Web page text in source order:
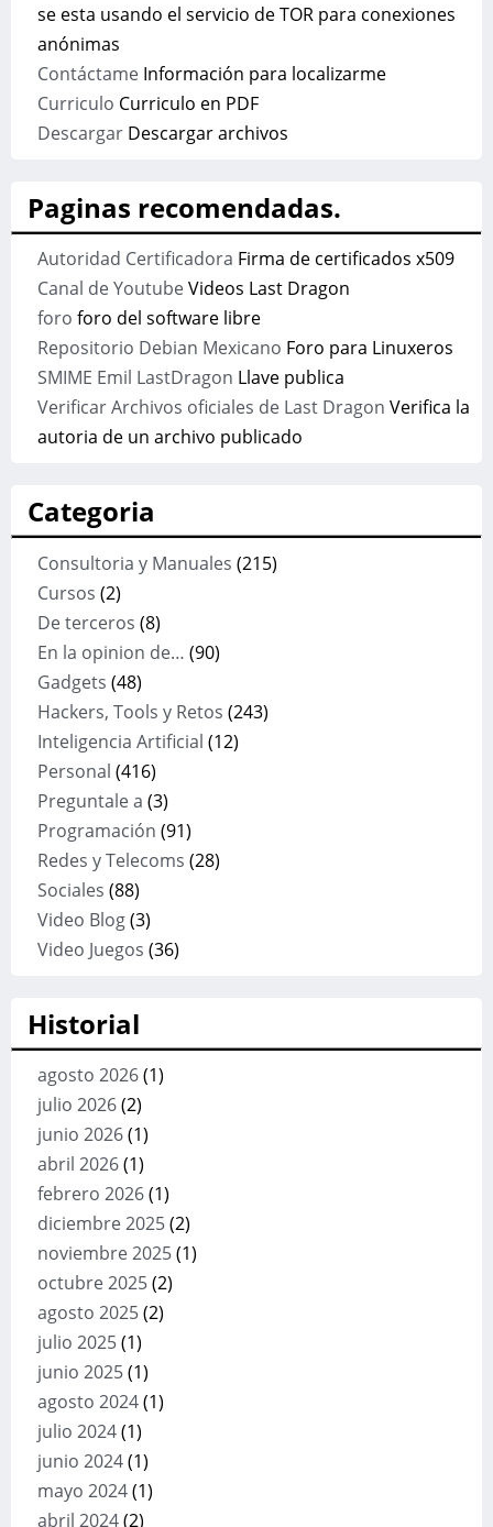
se esta usando el servicio de TOR para conexiones
anónimas
ContáctameInformación para localizarme
Curriculo Curriculo en PDF
DescargarDescargar archivos
Paginas recomendadas.
Autoridad Certificadora Firma de certificados x509
Canal de YoutubeVideos Last Dragon
foro foro del software libre
Repositorio Debian Mexicano Foro para Linuxeros
SMIME Emil LastDragon Llave publica
Verificar Archivos oficiales de Last Dragon Verifica la
autoria de un archivo publicado
Categoria
Consultoria y Manuales (215)
Cursos (2)
De terceros (8)
En la opinion de… (90)
Gadgets (48)
Hackers, Tools y Retos (243)
Inteligencia Artificial (12)
Personal (416)
Preguntale a (3)
Programación (91)
Redes y Telecoms (28)
Sociales (88)
Video Blog(3)
Video Juegos (36)
Historial
agosto 2026(1)
julio 2026(2)
junio 2026(1)
abril 2026(1)
febrero 2026(1)
diciembre 2025(2)
noviembre 2025(1)
octubre 2025(2)
agosto 2025(2)
julio 2025(1)
junio 2025(1)
agosto 2024(1)
julio 2024(1)
junio 2024(1)
mayo 2024(1)
abril 2024(2)